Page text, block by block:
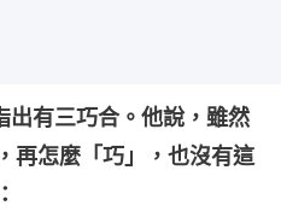
有三巧合。他說，雖然
再怎麼「巧」，也沒有這